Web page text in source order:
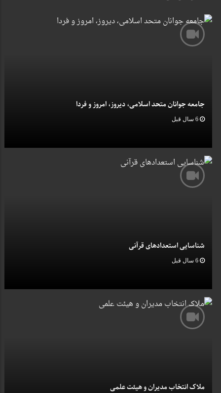
جامعه جوانان متحد اسلامی، دیروز، امروز و فردا
6 سال قبل
شناسایی استعدادهای قرآنی
6 سال قبل
ملاک انتخاب مدیران و هیئت علمی